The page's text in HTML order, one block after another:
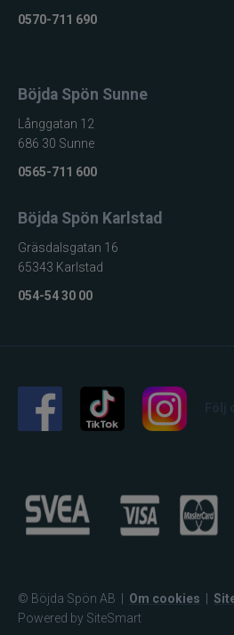
0570-711 690
Böjda Spön Sunne
Långgatan 12
686 30 Sunne
0565-711 600
Böjda Spön Karlstad
Gräsdalsgatan 16
65343 Karlstad
054-54 30 00
© Böjda Spön AB Om cookies
Powered by SiteSmart